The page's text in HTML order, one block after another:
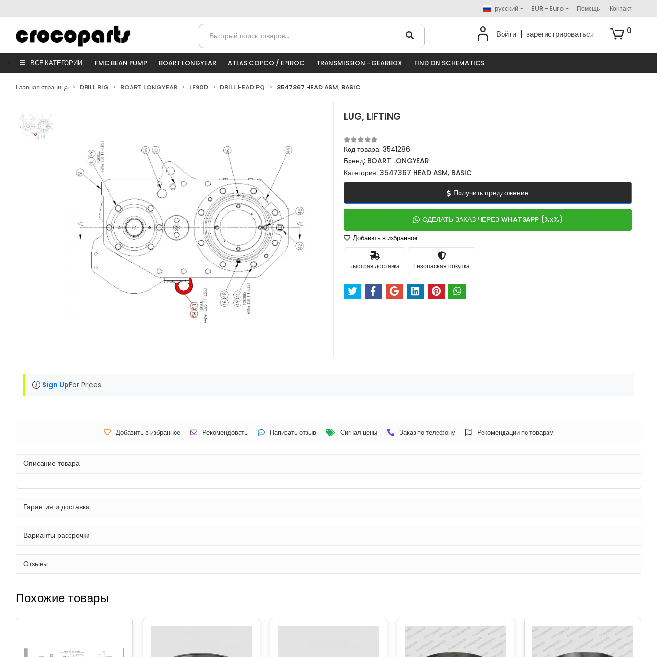
русский EUR - Euro Помощь Контакт
Войти зарегистрироваться 0
ВСЕ КАТЕГОРИИ FMC BEAN PUMP BOART LONGYEAR ATLAS COPCO / EPIROC TRANSMISSION - GEARBOX FIND ON SCHEMATICS
Главная страница DRILL RIG BOART LONGYEAR LF90D DRILL HEAD PQ 3547367 HEAD ASM, BASIC
LUG, LIFTING
Код товара: 3541286
Бренд: BOART LONGYEAR
Категория: 3547367 HEAD ASM, BASIC
Получить предложение
СДЕЛАТЬ ЗАКАЗ ЧЕРЕЗ WHATSAPP {%x%}
Добавить в избранное
Быстрая доставка Безопасная покупка
Sign UpFor Prices.
Добавить в избранное Рекомендовать Написать отзыв Сигнал цены Заказ по телефону Рекомендации по товарам
Описание товара
Гарантия и доставка
Варианты рассрочки
Отзывы
Похожие товары